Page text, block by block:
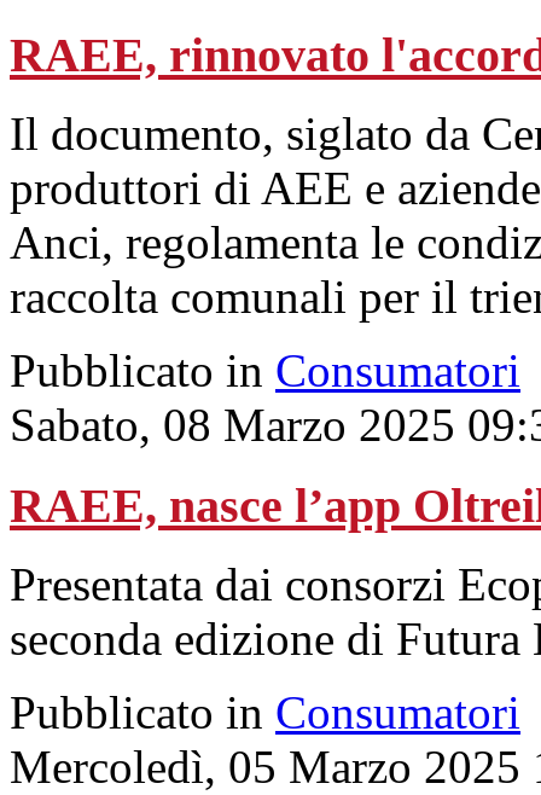
RAEE, rinnovato
Il documento, siglato da
produttori di AEE e
Anci, regolamenta le
raccolta comunali per il
Pubblicato in Consumatori
Sabato, 08 Marzo 2025
RAEE, nasce l’app
Presentata dai consorzi
seconda edizione di Futura
Pubblicato in Consumatori
Mercoledì, 05 Marzo 2025